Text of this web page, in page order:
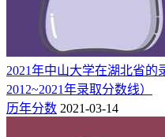
江西（专科批）
395
454
河北（专科批）
历史类 431
物理类 431
安徽（专科批）
物理类
2021年中山大学在湖北省的
2012~2021年录取分数线）
历年分数 2021-03-14